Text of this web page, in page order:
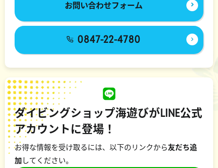
お問い合わせフォーム
0847-22-4780
ダイビングショップ海遊びがLINE公式
アカウントに登場！
お得な情報を受け取るには、以下のリンクから友だち追
加 してください。